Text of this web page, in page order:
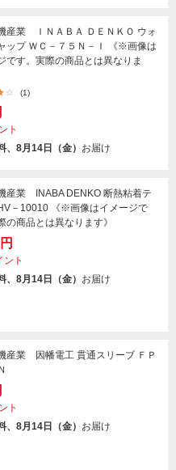
産業 ＩＮＡＢＡ ＤＥＮＫＯ ウォ
ップ ＷＣ－７５Ｎ－Ｉ 《※画像は
です。実際の商品とは異なりま
(1)
ト
、8月14日（金） お届け
産業 INABA DENKO 断熱粘着テ
－10010 《※画像はイメージで
の商品とは異なります》
ント
、8月14日（金） お届け
産業 因幡電工 貫通スリーブ ＦＰ
ト
、8月14日（金） お届け